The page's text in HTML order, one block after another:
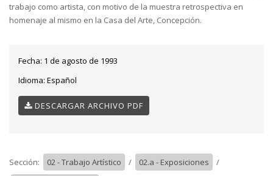
trabajo como artista, con motivo de la muestra retrospectiva en
homenaje al mismo en la Casa del Arte, Concepción.
Fecha: 1 de agosto de 1993
Idioma: Español
DESCARGAR ARCHIVO PDF
Sección: 02 - Trabajo Artístico / 02.a - Exposiciones
/